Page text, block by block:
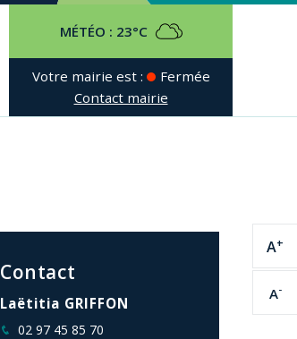
MÉTÉO : 23°C
Votre mairie est :
Fermée
Contact mairie
A+
A-
Contact
Laëtitia GRIFFON
02 97 45 85 70